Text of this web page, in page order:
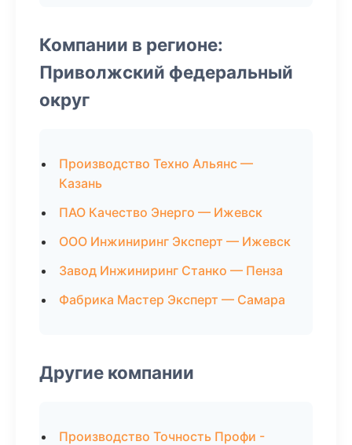
Компании в регионе:
Приволжский федеральный
округ
Производство Техно Альянс —
Казань
ПАО Качество Энерго — Ижевск
ООО Инжиниринг Эксперт — Ижевск
Завод Инжиниринг Станко — Пенза
Фабрика Мастер Эксперт — Самара
Другие компании
Производство Точность Профи -